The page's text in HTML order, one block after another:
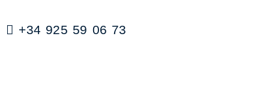
+34 925 59 06 73